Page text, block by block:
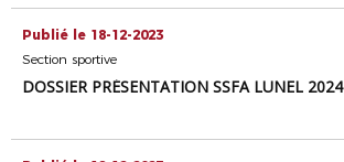
Publié le 18-12-2023
Section sportive
DOSSIER PRÉSENTATION SSFA LUNEL 2024